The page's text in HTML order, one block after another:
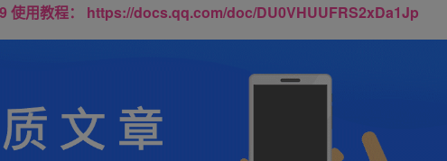
使用教程： https://docs.qq.com/doc/DU0VHUUFRS2xDa1Jp